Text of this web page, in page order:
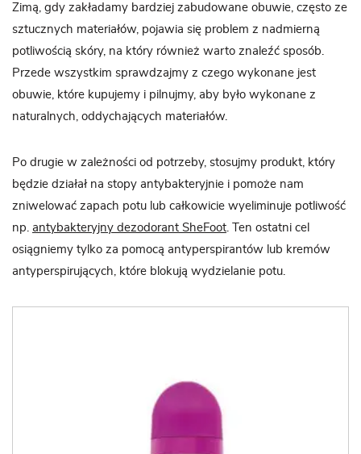
Zimą, gdy zakładamy bardziej zabudowane obuwie, często ze
sztucznych materiałów, pojawia się problem z nadmierną
potliwością skóry, na który również warto znaleźć sposób.
Przede wszystkim sprawdzajmy z czego wykonane jest
obuwie, które kupujemy i pilnujmy, aby było wykonane z
naturalnych, oddychających materiałów.
Po drugie w zależności od potrzeby, stosujmy produkt, który
będzie działał na stopy antybakteryjnie i pomoże nam
zniwelować zapach potu lub całkowicie wyeliminuje potliwość
np. antybakteryjny dezodorant SheFoot . Ten ostatni cel
osiągniemy tylko za pomocą antyperspirantów lub kremów
antyperspirujących, które blokują wydzielanie potu.